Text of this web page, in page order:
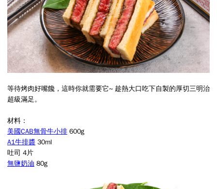
等待烤肉好嘴饞，這時你就需要它~ 趁熱大口吃下自製的厚切三明治
超級滿足。
材料：
美國CAB無骨牛小排 600g
A1牛排醬 30ml
吐司 4片
無鹽奶油 80g